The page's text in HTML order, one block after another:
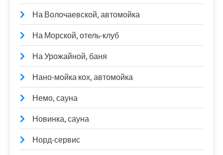
На Волочаевской, автомойка
На Морской, отель-клуб
На Урожайной, баня
Нано-мойка кох, автомойка
Немо, сауна
Новинка, сауна
Норд-сервис